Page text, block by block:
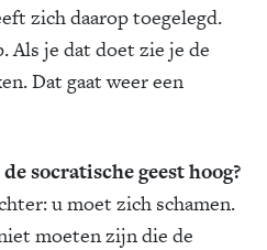
zich daarop toegelegd.
je dat doet zie je de
Dat gaat weer een
socratische geest hoog?
u moet zich schamen.
moeten zijn die de